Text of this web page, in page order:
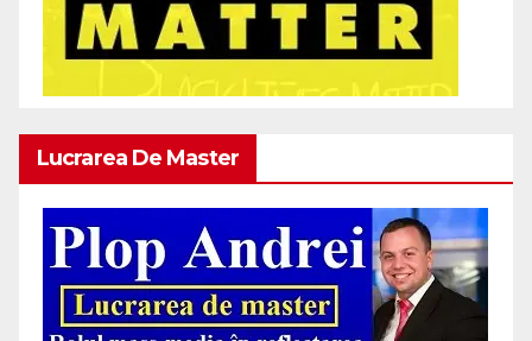
Lucrarea De Master